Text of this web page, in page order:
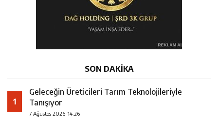
SON DAKİKA
1
Geleceğin Üreticileri Tarım Teknolojileriyle
Tanışıyor
7 Ağustos 2026-14:26